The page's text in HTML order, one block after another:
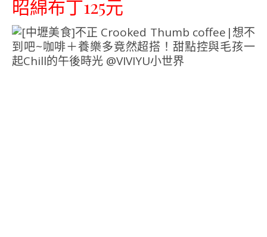
昭綿布丁125元